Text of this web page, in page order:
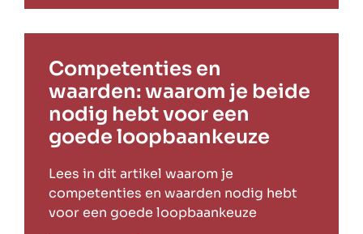
Competenties en
waarden: waarom je beide
nodig hebt voor een
goede loopbaankeuze
Lees in dit artikel waarom je
competenties en waarden nodig hebt
voor een goede loopbaankeuze